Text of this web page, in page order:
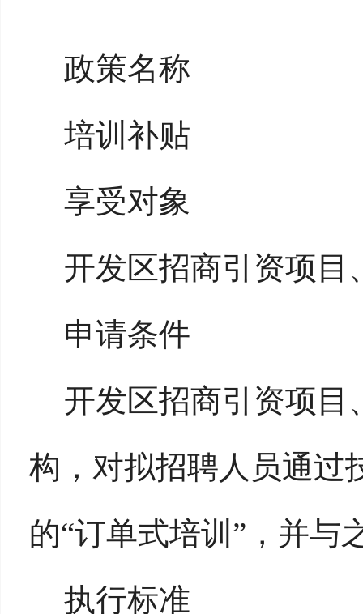
政策名称
培训补贴
享受对象
开发区招商引资项目
申请条件
开发区招商引资项目
构，对拟招聘人员通过
的“订单式培训”，并与
执行标准